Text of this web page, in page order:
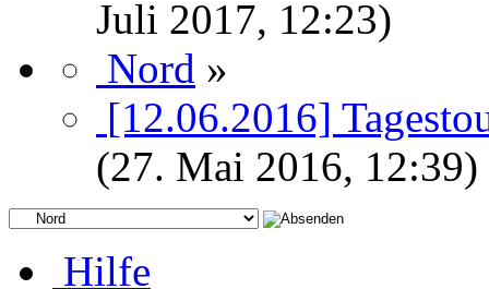
Juli 2017, 12:23)
Nord »
[12.06.2016]
(27. Mai 2016, 12:39)
Hilfe